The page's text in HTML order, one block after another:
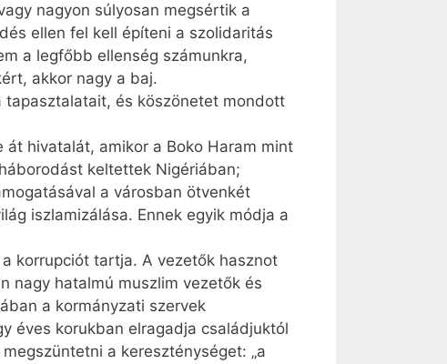
nagyon súlyosan megsértik a
ellen fel kell építeni a szolidaritás
a legfőbb ellenség számunkra,
akkor nagy a baj.
tapasztalatait, és köszönetet mondott
át hivatalát, amikor a Boko Haram mint
keltettek Nigériában;
a városban ötvenkét
iszlamizálása. Ennek egyik módja a
korrupciót tartja. A vezetők hasznot
nagy hatalmú muszlim vezetők és
a kormányzati szervek
éves korukban elragadja családjuktól
a kereszténységet: „a